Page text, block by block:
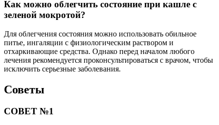
Как можно облегчить состояние при кашле с
зеленой мокротой?
Для облегчения состояния можно использовать обильное
питье, ингаляции с физиологическим раствором и
отхаркивающие средства. Однако перед началом любого
лечения рекомендуется проконсультироваться с врачом, чтобы
исключить серьезные заболевания.
Советы
СОВЕТ №1